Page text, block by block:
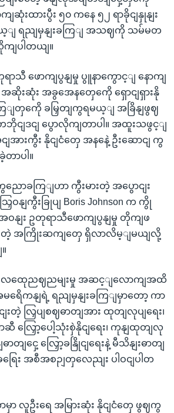
ျဆုံးထားပွီး ၅၀ ကနေ ၅၂ ရာခိုငျနှုနျး
ယ့ျ ရညျမှနျးခကြျ အသဈကို သမ်မတ
ျပါတယျ။
ာသီ ဖောကျပွနျမှု ပွူနာကွောင့ျ နောကျ
ဆုံး အခွအေနတှေကေို ရှောငျရှားနို
ျတှကေို ခမြှတျကွရမယ့ျ အခြိနျဖွဈ
ငျဒငျ ပွောလိုကျတာပါ။ အထူးသဖွင့ျ
ျအားကွီး နိုငျငံတှေ အနနေဲ့ ဦးဆောငျ ကွ
ာပါ။
ောခကြျဟာ ကွီးမားတဲ့ အပွောငျး
ျကွီးခြုပျ Boris Johnson က ကွို
နျး ဥတုရာသီဖောကျပွနျမှု တိုကျဖ
ားတဲ့ အကြိုးဆကျတှေ ရှိလာလိမ့ျမယျလို့
က လထေုညဈညမျးမှု အဆင့ျလောကျအထိ
ရေိကနျရဲ့ ရညျမှနျးခကြျမှာတော့ ကာ
ျးတဲ့ လြှပျစဈဓာတျအား ထုတျလုပျရေး၊
ဆီ လြှော့ပေါ့သုံးစှဲနိုငျရေး၊ ကုနျထုတျလု
ဓာတျငှေ့ လြှော့ခနြိုငျရေးနဲ့ မီသိနျးဓာတျ
ြေး အစီအစဉျတှလေညျး ပါဝငျပါတ
ာ လူဦးရေ အမြားဆုံး နိုငျငံတှေ ဖွဈကွ